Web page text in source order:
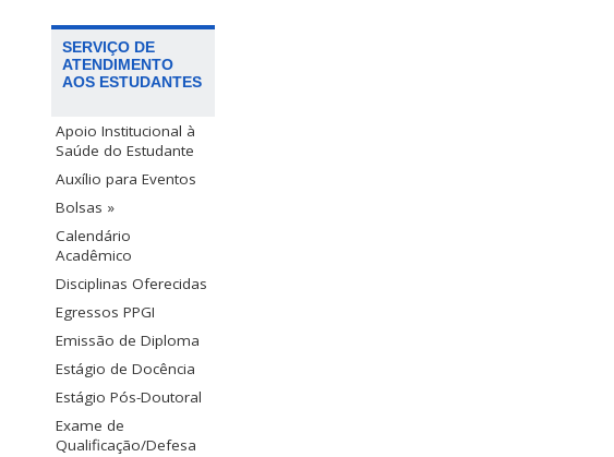
SERVIÇO DE
ATENDIMENTO
AOS ESTUDANTES
Apoio Institucional à
Saúde do Estudante
Auxílio para Eventos
Bolsas »
Calendário
Acadêmico
Disciplinas Oferecidas
Egressos PPGI
Emissão de Diploma
Estágio de Docência
Estágio Pós-Doutoral
Exame de
Qualificação/Defesa